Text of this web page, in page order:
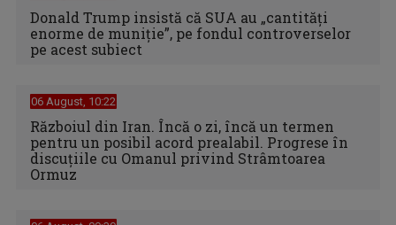
Donald Trump insistă că SUA au „cantităţi
enorme de muniţie”, pe fondul controverselor
pe acest subiect
06 August, 10:22
Războiul din Iran. Încă o zi, încă un termen
pentru un posibil acord prealabil. Progrese în
discuțiile cu Omanul privind Strâmtoarea
Ormuz